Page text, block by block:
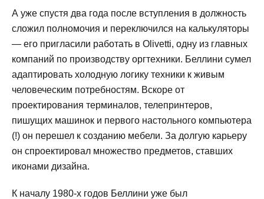
А уже спустя два года после вступления в должность
сложил полномочия и переключился на калькуляторы
— его пригласили работать в Olivetti, одну из главных
компаний по производству оргтехники. Беллини сумел
адаптировать холодную логику техники к живым
человеческим потребностям. Вскоре от
проектирования терминалов, телепринтеров,
пишущих машинок и первого настольного компьютера
(!) он перешел к созданию мебели. За долгую карьеру
он спроектировал множество предметов, ставших
иконами дизайна.
К началу 1980-х годов Беллини уже был